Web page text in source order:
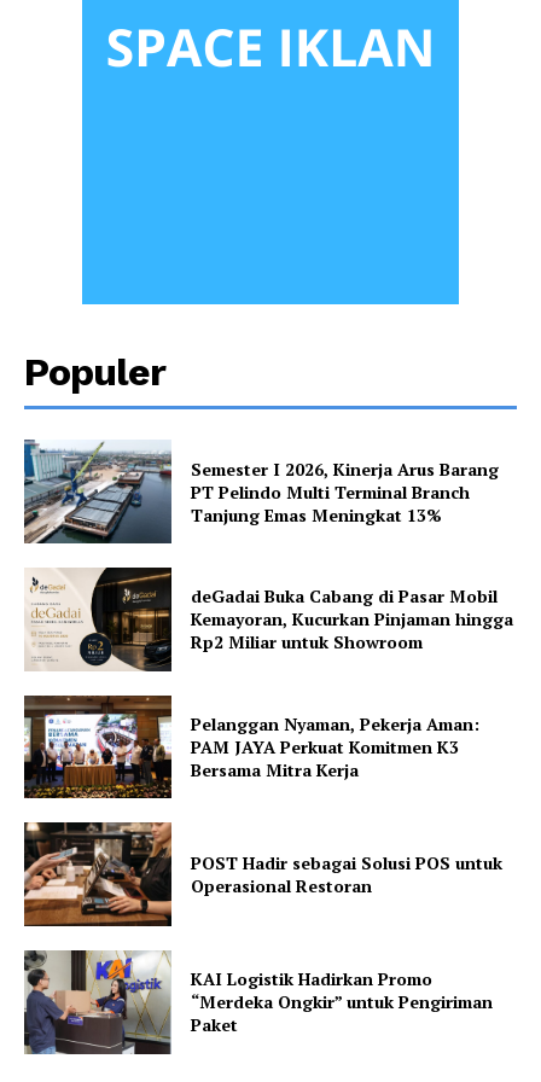
Populer
Semester I 2026, Kinerja Arus Barang
PT Pelindo Multi Terminal Branch
Tanjung Emas Meningkat 13%
deGadai Buka Cabang di Pasar Mobil
Kemayoran, Kucurkan Pinjaman hingga
Rp2 Miliar untuk Showroom
Pelanggan Nyaman, Pekerja Aman:
PAM JAYA Perkuat Komitmen K3
Bersama Mitra Kerja
POST Hadir sebagai Solusi POS untuk
Operasional Restoran
KAI Logistik Hadirkan Promo
“Merdeka Ongkir” untuk Pengiriman
Paket